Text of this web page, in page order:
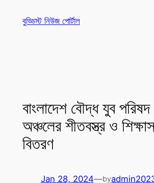
বুড্ডিস্ট নিউজ পোর্টাল
বাংলাদেশ বৌদ্ধ যুব পরিষদ
অঞ্চলের শীতবস্ত্র ও
বিতরণ
Jan 28, 2024—by